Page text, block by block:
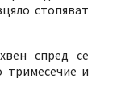
стопяват
спред се
тримесечие и